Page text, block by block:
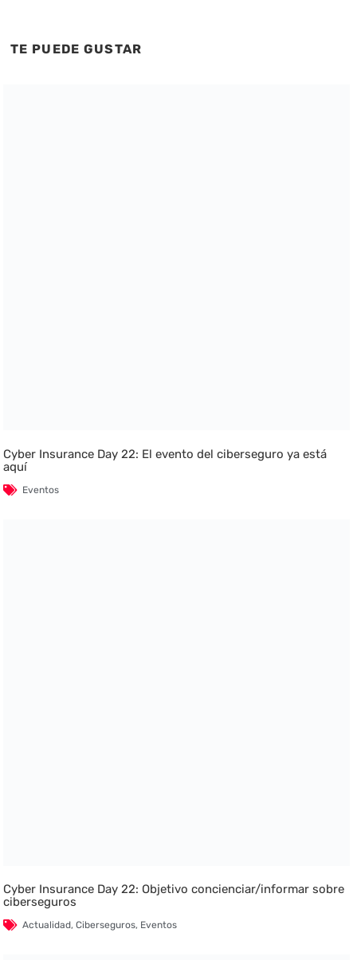
TE PUEDE GUSTAR
Cyber Insurance Day 22: El evento del ciberseguro ya está
aquí
Eventos
Cyber Insurance Day 22: Objetivo concienciar/informar sobre
ciberseguros
Actualidad,Ciberseguros, Eventos